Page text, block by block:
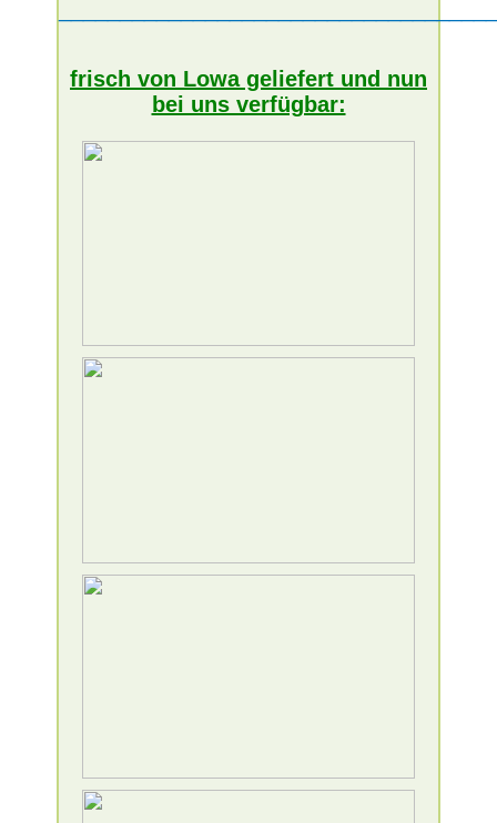
frisch von Lowa geliefert und nun
bei uns verfügbar: